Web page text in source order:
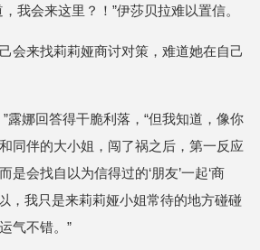
我会来这里？！”伊莎贝拉难以置信。
会来找莉莉娅商讨对策，难道她在自己
露娜回答得干脆利落，“但我知道，像你
同伴的大小姐，闯了祸之后，第一反应
是会找自以为信得过的‘朋友’一起‘商
，我只是来莉莉娅小姐常待的地方碰碰
气不错。”